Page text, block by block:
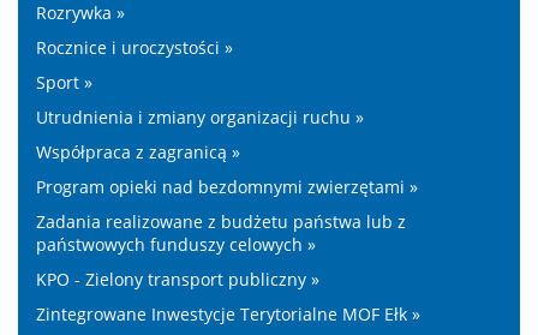
Rozrywka »
Rocznice i uroczystości »
Sport »
Utrudnienia i zmiany organizacji ruchu »
Współpraca z zagranicą »
Program opieki nad bezdomnymi zwierzętami »
Zadania realizowane z budżetu państwa lub z
państwowych funduszy celowych »
KPO - Zielony transport publiczny »
Zintegrowane Inwestycje Terytorialne MOF Ełk »